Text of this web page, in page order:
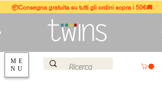
ME
NU
📦Consegna gratuita su tutti gli ordini sopra i 50€🚚